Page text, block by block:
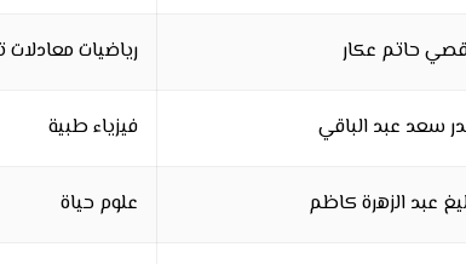
حاتم عكار رياضيات معادلات
سعد عبد الباقي فيزياء طبية
عبد الزهرة كاظم علوم حياة